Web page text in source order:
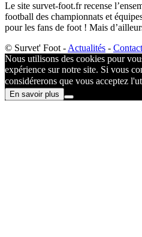
Le site survet-foot.fr recense
football des championnats et
pour les fans de foot ! Mais
© Survet' Foot - Actualités - Contact
Nous utilisons des cookies pour
expérience sur notre site. Si vous
considérerons que vous acceptez
En savoir plus